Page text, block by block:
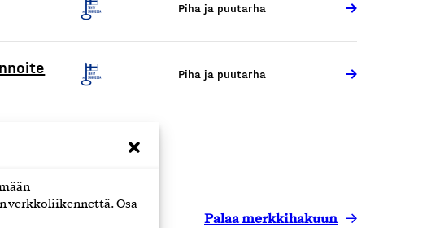
verkkoliikennettä. Osa
Piha ja puutarha
Piha ja puutarha
Palaa merkkihakuun